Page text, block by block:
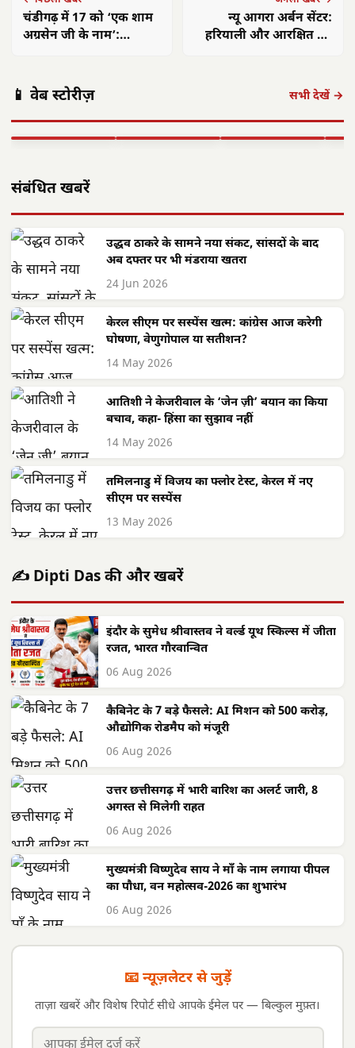
चंडीगढ़ में 17 को ‘एक शाम
अग्रसेन जी के नाम’:
न्यू आगरा अर्बन सेंटर:
हरियाली और आरक्षित वन
📱 वेब स्टोरीज़ सभी देखें →
'बीज बोने में लगा
वासेपुर'…
साय के नेतृत्व में…
फोकस— हर पात्र
शासन…
संबंधित खबरें
उद्धव ठाकरे के सामने नया संकट, सांसदों के बाद
अब दफ्तर पर भी मंडराया खतरा
24 Jun 2026
केरल सीएम पर सस्पेंस खत्म: कांग्रेस आज करेगी
घोषणा, वेणुगोपाल या सतीशन?
14 May 2026
आतिशी ने केजरीवाल के ‘जेन ज़ी’ बयान का किया
बचाव, कहा- हिंसा का सुझाव नहीं
14 May 2026
तमिलनाडु में विजय का फ्लोर टेस्ट, केरल में नए
सीएम पर सस्पेंस
13 May 2026
✍️ Dipti Das की और खबरें
इंदौर के सुमेध श्रीवास्तव ने वर्ल्ड यूथ स्किल्स में जीता
रजत, भारत गौरवान्वित
06 Aug 2026
कैबिनेट के 7 बड़े फैसले: AI मिशन को 500 करोड़,
औद्योगिक रोडमैप को मंजूरी
06 Aug 2026
उत्तर छत्तीसगढ़ में भारी बारिश का अलर्ट जारी, 8
अगस्त से मिलेगी राहत
06 Aug 2026
मुख्यमंत्री विष्णुदेव साय ने माँ के नाम लगाया पीपल
का पौधा, वन महोत्सव-2026 का शुभारंभ
06 Aug 2026
📧 न्यूज़लेटर से जुड़ें
ताज़ा खबरें और विशेष रिपोर्ट सीधे आपके ईमेल पर — बिल्कुल मुफ़्त।